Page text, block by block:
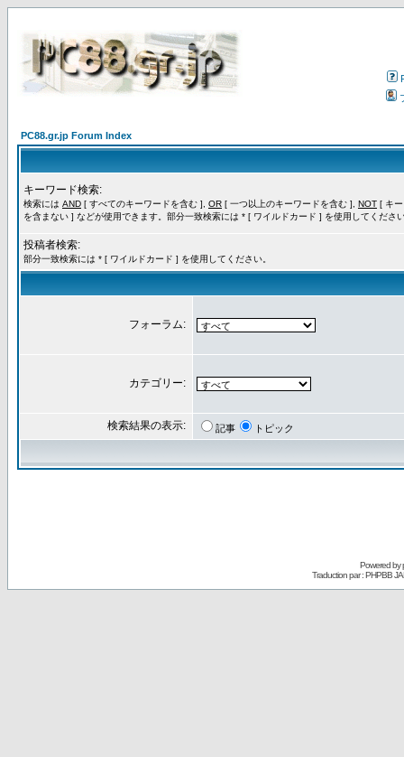
PC88.gr.jp Forum Index
キーワード検索:
検索には AND [ すべてのキーワードを含む ], OR [ 一つ以上のキーワードを含む ], NOT [ キ
を含まない ] などが使用できます。部分一致検索には * [ ワイルドカード ] を使用してくださ
投稿者検索:
部分一致検索には * [ ワイルドカード ] を使用してください。
フォーラム:
カテゴリー:
検索結果の表示: 記事 トピック
Powered by
Traduction par : PHPBB